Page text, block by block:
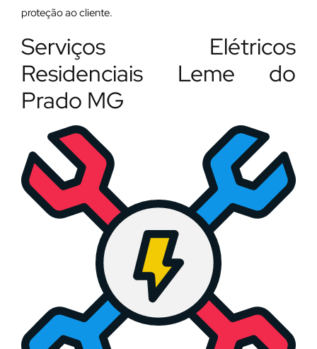
proteção ao cliente.
Serviços Elétricos
Residenciais Leme do
Prado MG